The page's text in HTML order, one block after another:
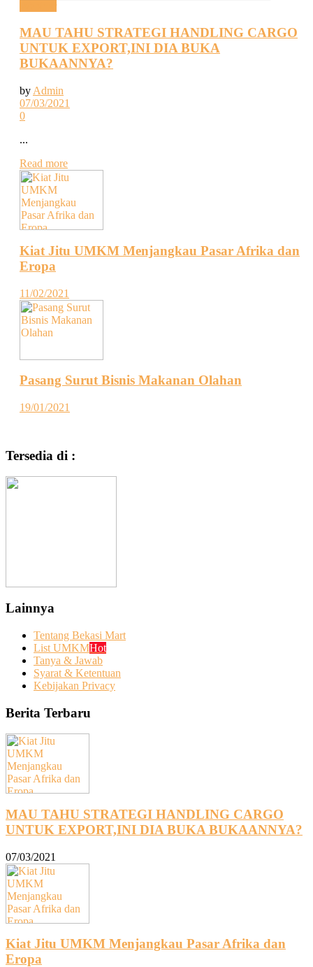
MAU TAHU STRATEGI HANDLING CARGO
UNTUK EXPORT,INI DIA BUKA
BUKAANNYA?
by Admin
07/03/2021
0
...
Read more
Kiat Jitu UMKM Menjangkau Pasar Afrika dan
Eropa
11/02/2021
Pasang Surut Bisnis Makanan Olahan
19/01/2021
Tersedia di :
Lainnya
Tentang Bekasi Mart
List UMKMHot
Tanya & Jawab
Syarat & Ketentuan
Kebijakan Privacy
Berita Terbaru
MAU TAHU STRATEGI HANDLING CARGO
UNTUK EXPORT,INI DIA BUKA BUKAANNYA?
07/03/2021
Kiat Jitu UMKM Menjangkau Pasar Afrika dan
Eropa